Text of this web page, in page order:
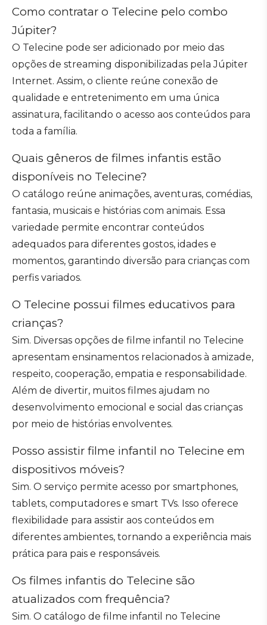
Como contratar o Telecine pelo combo
Júpiter?
O Telecine pode ser adicionado por meio das
opções de streaming disponibilizadas pela Júpiter
Internet. Assim, o cliente reúne conexão de
qualidade e entretenimento em uma única
assinatura, facilitando o acesso aos conteúdos para
toda a família.
Quais gêneros de filmes infantis estão
disponíveis no Telecine?
O catálogo reúne animações, aventuras, comédias,
fantasia, musicais e histórias com animais. Essa
variedade permite encontrar conteúdos
adequados para diferentes gostos, idades e
momentos, garantindo diversão para crianças com
perfis variados.
O Telecine possui filmes educativos para
crianças?
Sim. Diversas opções de filme infantil no Telecine
apresentam ensinamentos relacionados à amizade,
respeito, cooperação, empatia e responsabilidade.
Além de divertir, muitos filmes ajudam no
desenvolvimento emocional e social das crianças
por meio de histórias envolventes.
Posso assistir filme infantil no Telecine em
dispositivos móveis?
Sim. O serviço permite acesso por smartphones,
tablets, computadores e smart TVs. Isso oferece
flexibilidade para assistir aos conteúdos em
diferentes ambientes, tornando a experiência mais
prática para pais e responsáveis.
Os filmes infantis do Telecine são
atualizados com frequência?
Sim. O catálogo de filme infantil no Telecine